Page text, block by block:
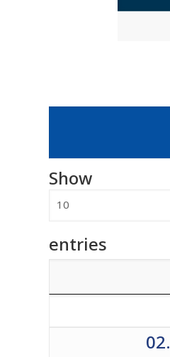
Show
entries